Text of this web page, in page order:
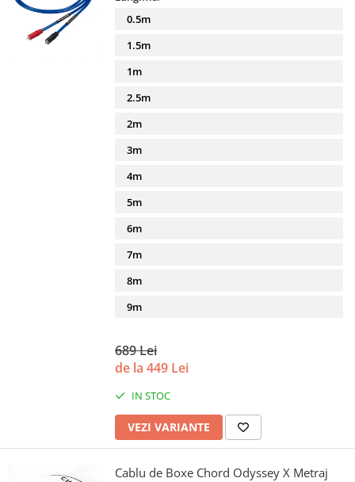
0.5m
1.5m
1m
2.5m
2m
3m
4m
5m
6m
7m
8m
9m
689 Lei
de la 449 Lei
IN STOC
VEZI VARIANTE
Cablu de Boxe Chord Odyssey X Metraj